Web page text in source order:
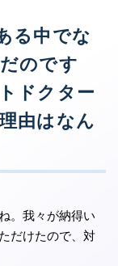
る中でな
のです
ドクター
由はなん
。我々が納得い
だけたので、対